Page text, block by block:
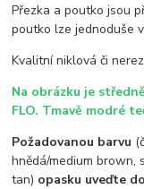
Přezka a poutko jsou
poutko lze jednoduše
Kvalitní niklová či
Na obrázku je
FLO. Tmavě modré
Požadovanou barvu
hnědá/medium brown,
tan) opasku uveďte